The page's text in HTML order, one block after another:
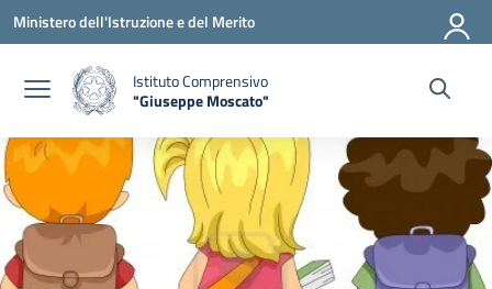
Vai ai contenuti
Vai al menu di navigazione
Vai al footer
Ministero dell'Istruzione e del Merito
Istituto Comprensivo
"Giuseppe Moscato"